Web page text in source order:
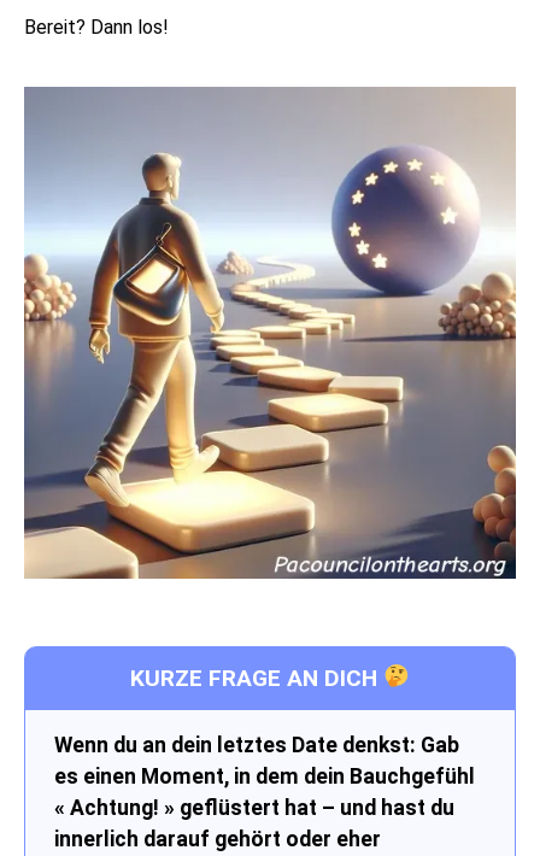
Bereit? Dann los!
KURZE FRAGE AN DICH
Wenn du an dein letztes Date denkst: Gab
es einen Moment, in dem dein Bauchgefühl
« Achtung! » geflüstert hat – und hast du
innerlich darauf gehört oder eher